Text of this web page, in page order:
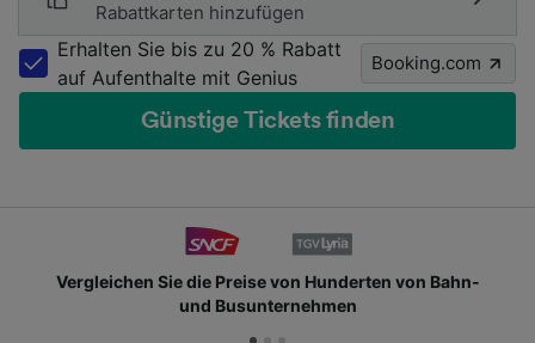
Rabattkarten hinzufügen
Erhalten Sie bis zu 20 % Rabatt
auf Aufenthalte mit Genius
Booking.com
Günstige Tickets finden
Vergleichen Sie die Preise von Hunderten von Bahn-
und Busunternehmen